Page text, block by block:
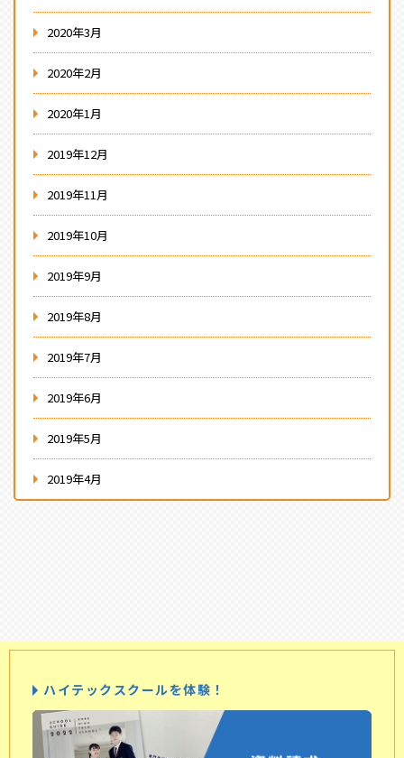
2020年3月
2020年2月
2020年1月
2019年12月
2019年11月
2019年10月
2019年9月
2019年8月
2019年7月
2019年6月
2019年5月
2019年4月
ハイテックスクールを体験！